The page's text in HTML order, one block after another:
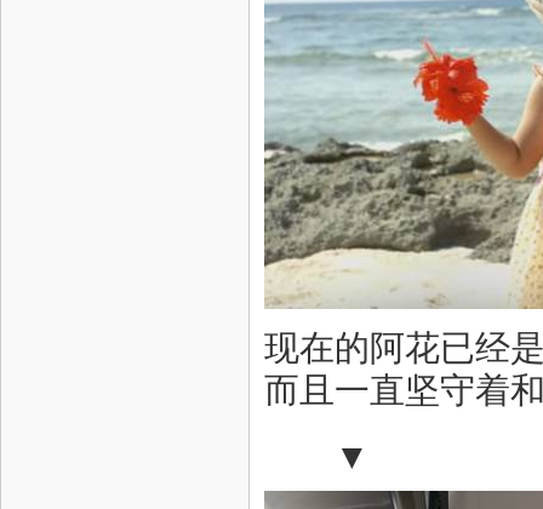
现在的阿花已经
而且一直坚守着
▼